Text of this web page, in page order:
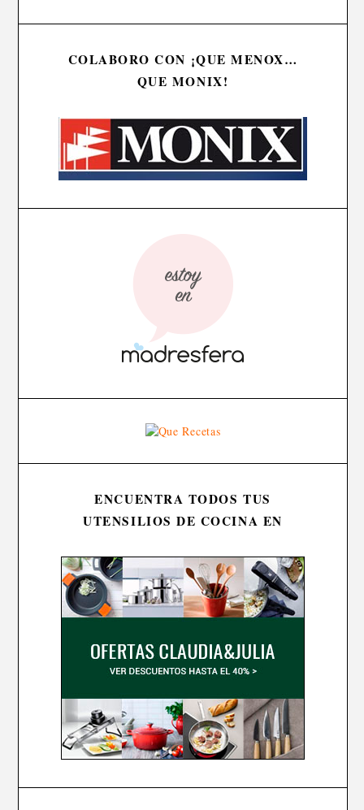
COLABORO CON ¡QUE MENOX…
QUE MONIX!
ENCUENTRA TODOS TUS
UTENSILIOS DE COCINA EN